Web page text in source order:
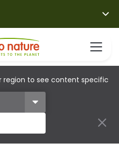
region to see content specific